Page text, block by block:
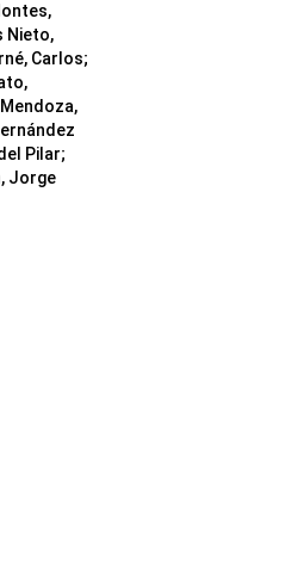
Nieto,
Carlos;
Pilar;
Jorge